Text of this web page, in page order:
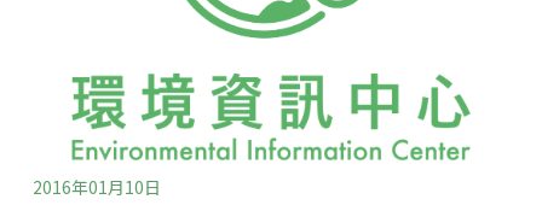
度，只有排放汙染追得上。五、六歲時還在老家三角園
仔旁的圳溝邊嬉玩到掉到水中被念了一頓，小學時溝水
唸書的時候，每次散步經過景美溪，我總愛停在橋上一
會兒，仔細
2016年01月10日